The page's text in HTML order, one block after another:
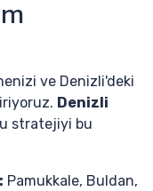
ve Denizli'deki
Denizli
stratejiyi bu
Pamukkale, Buldan,